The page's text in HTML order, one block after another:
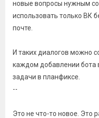
новые вопросы нужным
использовать только ВК
почте.
И таких диалогов можно
каждом добавлении бота
задачи в планфиксе.
--
Это не что-то новое. Это